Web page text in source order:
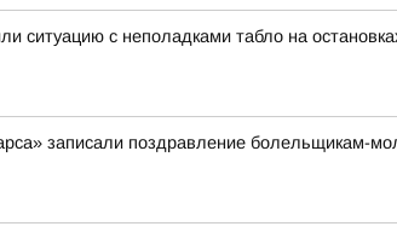
ситуацию с неполадками табло на
записали поздравление болельщикам-